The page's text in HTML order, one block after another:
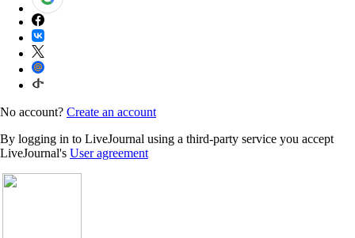
No account? Create an account
By logging in to LiveJournal using a third-party service you accept
LiveJournal's User agreement